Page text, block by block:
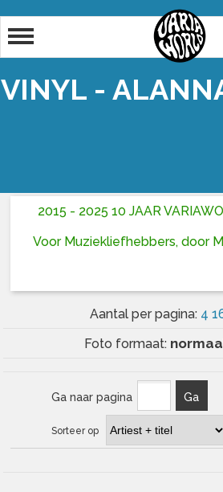
VINYL -
2015 - 2025 10 JAAR
Voor Muziekliefhebbers, door
Aantal per pagina: 4
Foto formaat:
Ga naar pagina Ga
Sorteer op